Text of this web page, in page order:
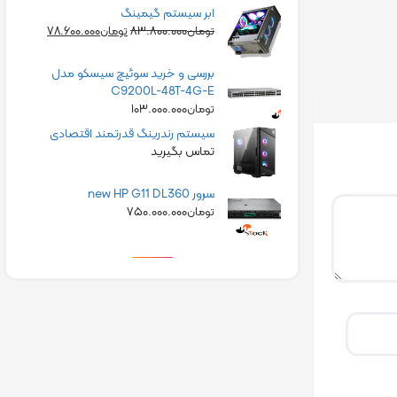
ابر سیستم گیمینگ
تومان۸۳.۸۰۰.۰۰۰تومان۷۸.۶۰۰.۰۰۰
بررسی و خرید سوئیچ سیسکو مدل
C9200L-48T-4G-E
تومان۱۰۳.۰۰۰.۰۰۰
سیستم رندرینگ قدرتمند اقتصادی
تماس بگیرید
سرور new HP G11 DL360
تومان۷۵۰.۰۰۰.۰۰۰